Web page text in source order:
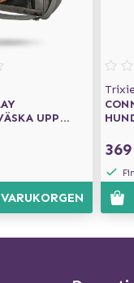
UPP